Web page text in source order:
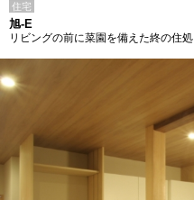
住宅
旭-E
リビングの前に菜園を備えた終の住処